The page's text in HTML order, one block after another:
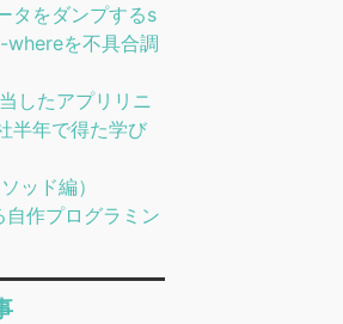
タをダンプするs
を不具合調
したアプリリニ
半年で得た学び
ッド編）
作プログラミン